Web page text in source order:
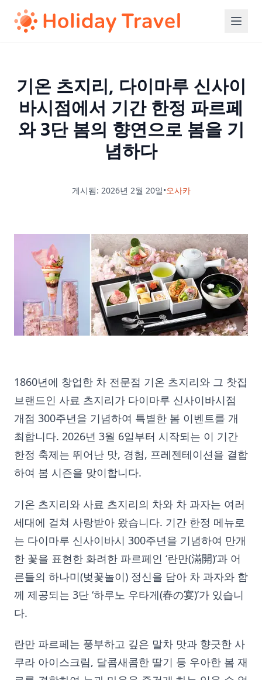
기온 츠지리, 다이마루 신사이
바시점에서 기간 한정 파르페
와 3단 봄의 향연으로 봄을 기
념하다
게시됨: 2026년 2월 20일•오사카
1860년에 창업한 차 전문점 기온 츠지리와 그 찻집
브랜드인 사료 츠지리가 다이마루 신사이바시점
개점 300주년을 기념하여 특별한 봄 이벤트를 개
최합니다. 2026년 3월 6일부터 시작되는 이 기간
한정 축제는 뛰어난 맛, 경험, 프레젠테이션을 결합
하여 봄 시즌을 맞이합니다.
기온 츠지리와 사료 츠지리의 차와 차 과자는 여러
세대에 걸쳐 사랑받아 왔습니다. 기간 한정 메뉴로
는 다이마루 신사이바시 300주년을 기념하여 만개
한 꽃을 표현한 화려한 파르페인 ‘란만(滿開)’과 어
른들의 하나미(벚꽃놀이) 정신을 담아 차 과자와 함
께 제공되는 3단 ‘하루노 우타게(春の宴)’가 있습니
다.
란만 파르페는 풍부하고 깊은 말차 맛과 향긋한 사
쿠라 아이스크림, 달콤새콤한 딸기 등 우아한 봄 재